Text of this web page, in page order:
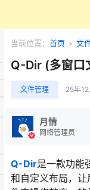
当前位置： 首页 > 文
Q-Dir (多窗口
文件管理 25年12
月情
网络管理员
Q-Dir是一款功能
和自定义布局，